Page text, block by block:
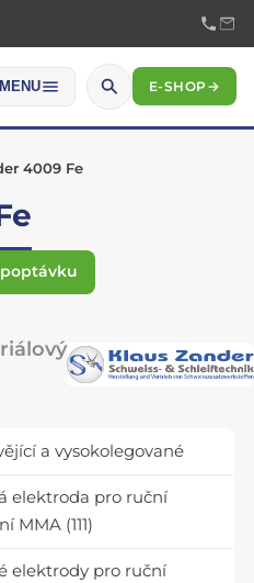
MENU E-SHOP→
4009 Fe
a vysokolegované
elektroda pro ruční
MMA (111)
elektrody pro ruční